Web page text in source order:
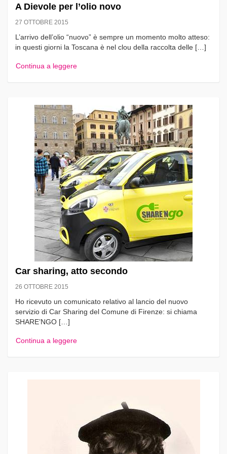
A Dievole per l’olio novo
27 OTTOBRE 2015
L’arrivo dell’olio “nuovo” è sempre un momento molto atteso:
in questi giorni la Toscana è nel clou della raccolta delle […]
Continua a leggere
Car sharing, atto secondo
26 OTTOBRE 2015
Ho ricevuto un comunicato relativo al lancio del nuovo
servizio di Car Sharing del Comune di Firenze: si chiama
SHARE’NGO […]
Continua a leggere